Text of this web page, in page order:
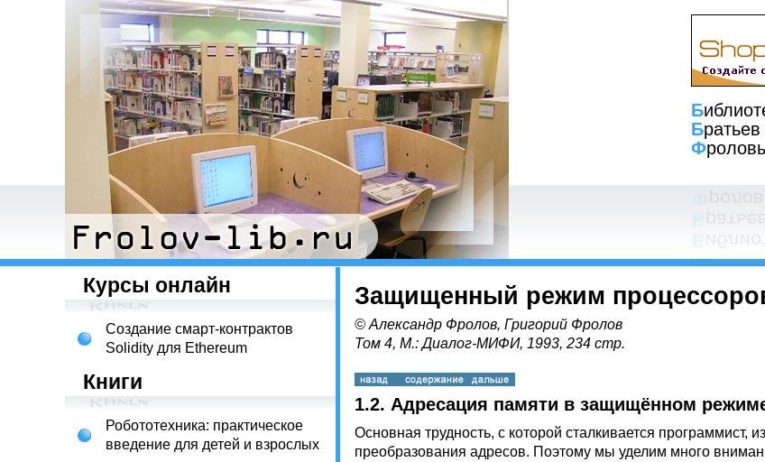
Б
Братьев
Ф
Курсы онлайн
Создание смарт-контрактов
Solidity для Ethereum
Книги
Робототехника: практическое
введение для детей и взрослых
Защищенный режим
© Александр Фролов, Григорий Фролов
Том 4, М.: Диалог-МИФИ, 1993, 234 стр.
1.2. Адресация памяти в защищённом
Основная трудность, с которой сталкивается
преобразования адресов. Поэтому мы уделим много